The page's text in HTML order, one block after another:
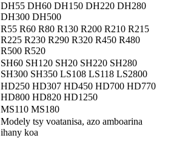
DH55 DH60 DH150 DH220 DH280
DH300 DH500
R55 R60 R80 R130 R200 R210 R215
R225 R230 R290 R320 R450 R480
R500 R520
SH60 SH120 SH20 SH220 SH280
SH300 SH350 LS108 LS118 LS2800
HD250 HD307 HD450 HD700 HD770
HD800 HD820 HD1250
MS110 MS180
Modely tsy voatanisa, azo amboarina
ihany koa